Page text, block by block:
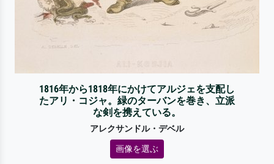
1816年から1818年にかけてアルジェを支配し
たアリ・コジャ。緑のターバンを巻き、立派
な剣を携えている。
アレクサンドル・デベル
画像を選ぶ